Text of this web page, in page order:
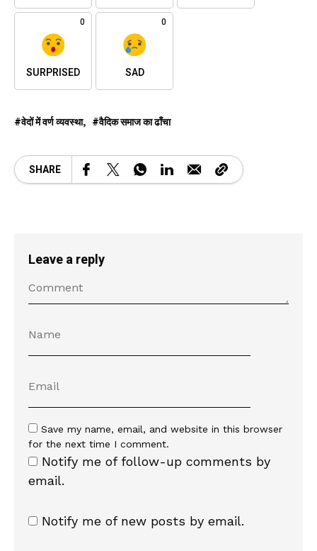
0
SURPRISED
0
SAD
वेदों में वर्ण व्यवस्था वैदिक समाज का ढाँचा
SHARE
Leave a reply
Save my name, email, and website in this browser
for the next time I comment.
Notify me of follow-up comments by
email.
Notify me of new posts by email.